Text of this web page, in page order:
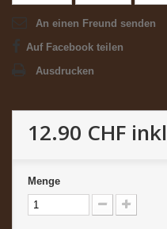
An einen Freund senden
Auf Facebook teilen
Ausdrucken
12.90 CHF
Menge